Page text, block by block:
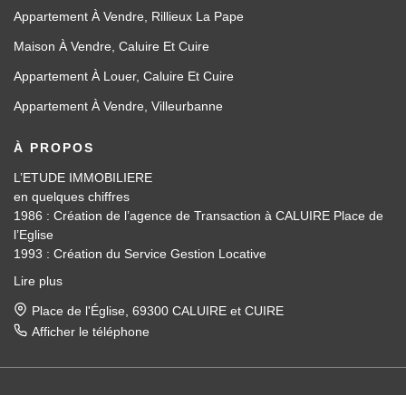
Appartement À Vendre, Rillieux La Pape
Maison À Vendre, Caluire Et Cuire
Appartement À Louer, Caluire Et Cuire
Appartement À Vendre, Villeurbanne
À PROPOS
L’ETUDE IMMOBILIERE
en quelques chiffres
1986 : Création de l’agence de Transaction à CALUIRE Place de
l’Eglise
1993 : Création du Service Gestion Locative
Strasbourg
10 collaborateurs à votre service investis à 100 %
12 à 20 ans Ancienneté moyenne des négociateurs
400 lots en gestion
Lire plus
Place de l'Église, 69300 CALUIRE et CUIRE
Afficher le téléphone